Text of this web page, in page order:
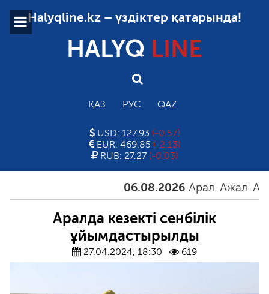
Halyqline.kz – үздіктер қатарында!
HALYQ LINE
ҚАЗ РУС QAZ
USD: 127.93 (-0.57)
EUR: 469.85 (-2.13)
RUB: 27.27 (-0.03)
06.08.2026 Арал. Ажал. Айғақ
Аралда кезекті сенбілік
ұйымдастырылды
27.04.2024, 18:30 619